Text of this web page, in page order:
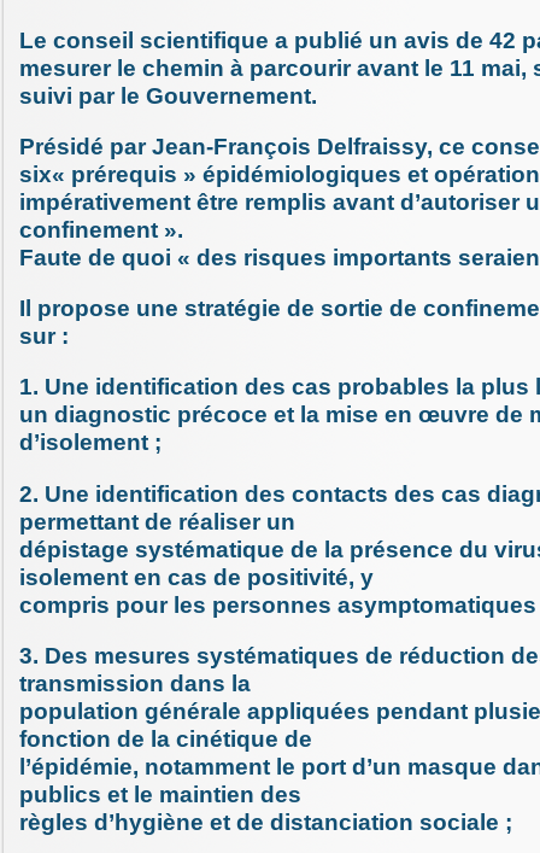
Le conseil scientifique a publié un avis de 42
mesurer le chemin à parcourir avant le 11 mai,
suivi par le Gouvernement.
Présidé par Jean-François Delfraissy, ce
six« prérequis » épidémiologiques et
impérativement être remplis avant d’autoriser
confinement ».
Faute de quoi « des risques importants
Il propose une stratégie de sortie de
sur :
1. Une identification des cas probables la plus
un diagnostic précoce et la mise en œuvre de
d’isolement ;
2. Une identification des contacts des cas
permettant de réaliser un
dépistage systématique de la présence du
isolement en cas de positivité, y
compris pour les personnes asymptomatiques
3. Des mesures systématiques de réduction
transmission dans la
population générale appliquées pendant
fonction de la cinétique de
l’épidémie, notamment le port d’un masque
publics et le maintien des
règles d’hygiène et de distanciation sociale ;